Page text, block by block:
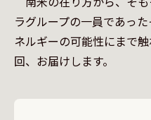
ラグループの一員であっ
ネルギーの可能性にまで
回、お届けします。